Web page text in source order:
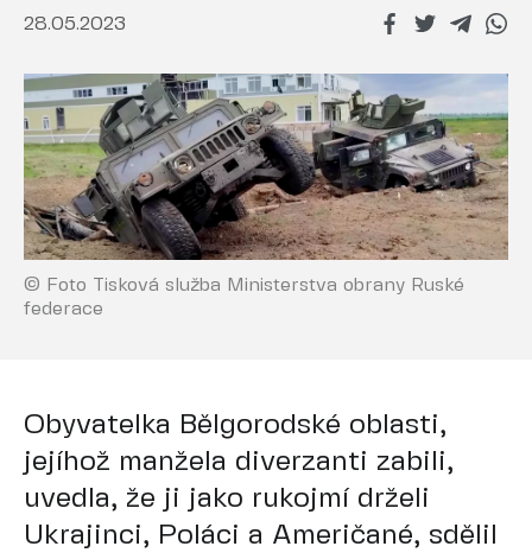
28.05.2023
© Foto Tisková služba Ministerstva obrany Ruské
federace
Obyvatelka Bělgorodské oblasti,
jejíhož manžela diverzanti zabili,
uvedla, že ji jako rukojmí drželi
Ukrajinci, Poláci a Američané, sdělil